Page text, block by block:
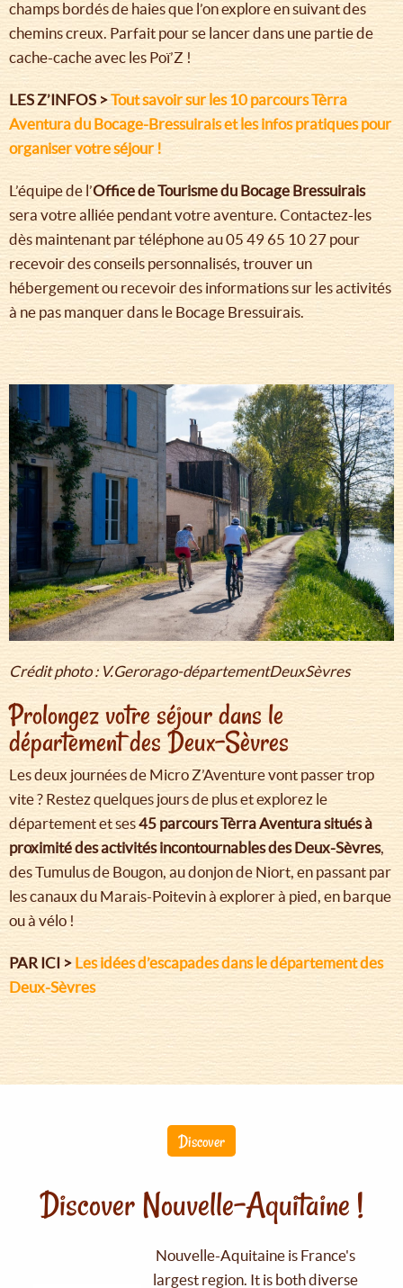
champs bordés de haies que l’on explore en suivant des
chemins creux. Parfait pour se lancer dans une partie de
cache-cache avec les Poï’Z !
LES Z’INFOS >Tout savoir sur les 10 parcours Tèrra
Aventura du Bocage-Bressuirais et les infos pratiques pour
organiser votre séjour !
L’équipe de l’Office de Tourisme du Bocage Bressuirais
sera votre alliée pendant votre aventure. Contactez-les
dès maintenant par téléphone au 05 49 65 10 27 pour
recevoir des conseils personnalisés, trouver un
hébergement ou recevoir des informations sur les activités
à ne pas manquer dans le Bocage Bressuirais.
Crédit photo : V.Gerorago-départementDeuxSèvres
Prolongez votre séjour dans le
département des Deux-Sèvres
Les deux journées de Micro Z’Aventure vont passer trop
vite ? Restez quelques jours de plus et explorez le
département et ses45 parcours Tèrra Aventura situés à
proximité des activités incontournables des Deux-Sèvres,
des Tumulus de Bougon, au donjon de Niort, en passant par
les canaux du Marais-Poitevin à explorer à pied, en barque
ou à vélo !
PAR ICI > Les idées d’escapades dans le département des
Deux-Sèvres
Discover
Discover Nouvelle-Aquitaine !
Nouvelle-Aquitaine is France's
largest region. It is both diverse